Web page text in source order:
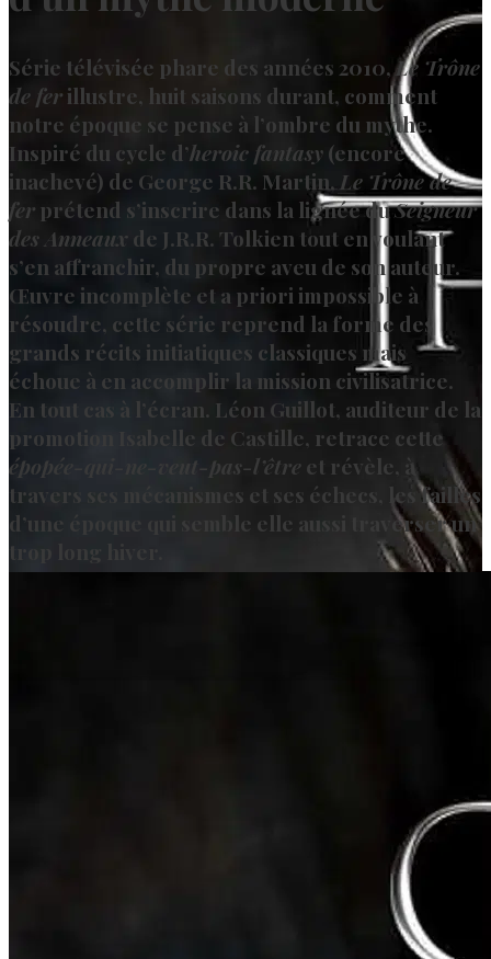
Série télévisée phare des années 2010,Le Trône
de ferillustre, huit saisons durant, comment
notre époque se pense à l’ombre du mythe.
Inspiré du cycle d’heroic fantasy(encore
inachevé) de George R.R. Martin,Le Trône de
fer prétend s’inscrire dans la lignée duSeigneur
des Anneauxde J.R.R. Tolkien tout en voulant
s’en affranchir, du propre aveu de son auteur.
Œuvre incomplète et a priori impossible à
résoudre, cette série reprend la forme des
grands récits initiatiques classiques mais
échoue à en accomplir la mission civilisatrice.
En tout cas à l’écran. Léon Guillot, auditeur de la
promotion Isabelle de Castille, retrace cette
épopée-qui-ne-veut-pas-l’êtreet révèle, à
travers ses mécanismes et ses échecs, les failles
d’une époque qui semble elle aussi traverser un
trop long hiver.